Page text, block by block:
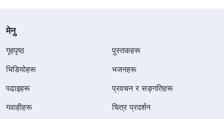
मेनु
गृहपृष्ठ
पुस्तकहरू
भिडियोहरू
भजनहरू
पढाइहरू
प्रवचन र सङ्गतिहरू
गवाहीहरू
चित्र प्रदर्शन